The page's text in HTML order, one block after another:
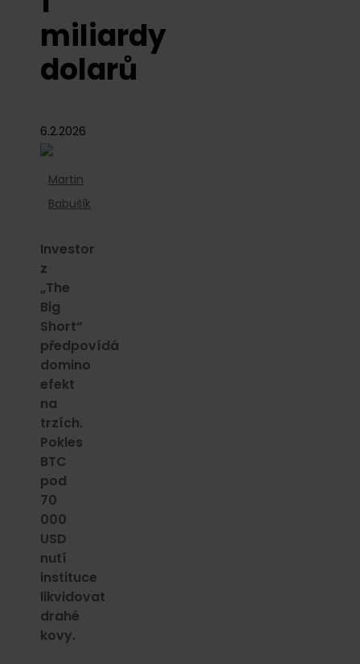
miliardy
dolarů
6.2.2026
Martin
Babušík
Investor
z
„The
Big
Short“
předpovídá
domino
efekt
na
trzích.
Pokles
BTC
pod
70
000
USD
nutí
instituce
likvidovat
drahé
kovy.